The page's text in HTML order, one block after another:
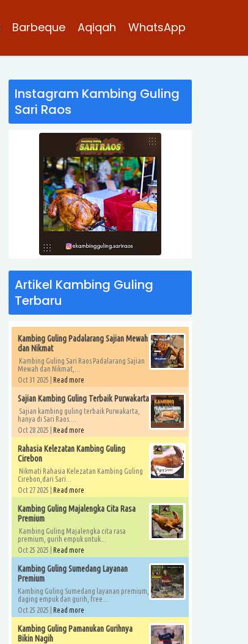
Barbeque Aqiqah WhatsApp
Instagram Kambing Guling
Sari Raos
Artikel Kambing Guling
Terbaru
Kambing Guling Padalarang Sajian Mewah
dan Nikmat
Kambing Guling Sari Raos Padalarang Sajian
Mewah dan Nikmat,...
Oct 31 2025 | Read more
Sajian Kambing Guling Terbaik Purwakarta
Sajian kambing guling terbaik Purwakarta,
hanya di Sari Raos....
Oct 28 2025 | Read more
Rahasia Kelezatan Kambing Guling
Cirebon
Nikmati Rahasia Kelezatan Kambing Guling
Cirebon,dari Sari...
Oct 27 2025 | Read more
Kambing Guling Majalengka Cita Rasa
Premium
Kambing Guling Majalengka cita rasa
premium, gurih empuk untuk...
Oct 25 2025 | Read more
Kambing Guling Sumedang Layanan
Premium
Kambing Guling Sumedang layanan premium,
daging empuk dan gurih, free...
Oct 25 2025 | Read more
Kambing Guling Pamanukan Gurihnya
Bikin Nagih